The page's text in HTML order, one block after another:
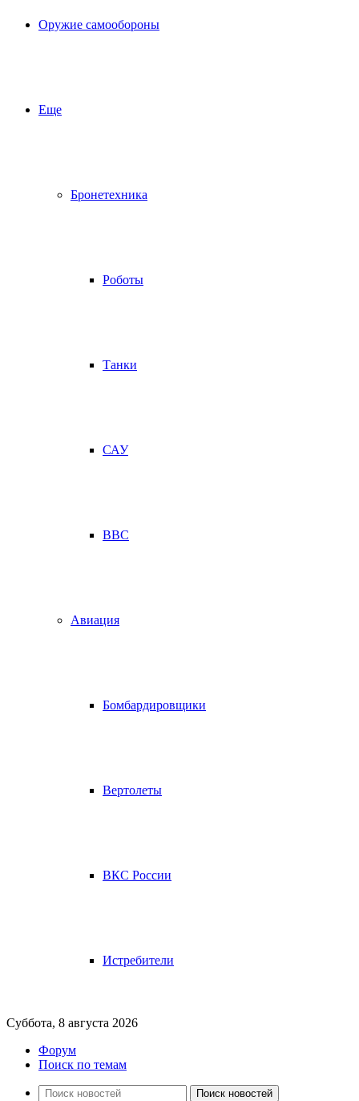
Оружие самообороны
Еще
Бронетехника
Роботы
Танки
САУ
ВВС
Авиация
Бомбардировщики
Вертолеты
ВКС России
Истребители
Суббота, 8 августа 2026
Форум
Поиск по темам
Поиск новостей